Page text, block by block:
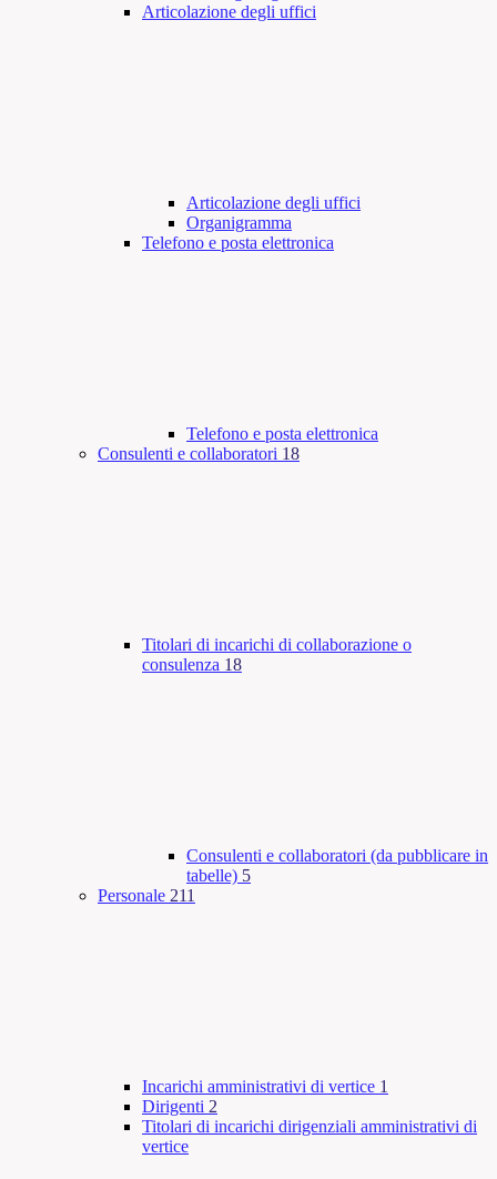
Articolazione degli uffici
Articolazione degli uffici
Organigramma
Telefono e posta elettronica
Telefono e posta elettronica
Consulenti e collaboratori 18
Titolari di incarichi di collaborazione o
consulenza 18
Consulenti e collaboratori (da pubblicare in
tabelle) 5
Personale 211
Incarichi amministrativi di vertice 1
Dirigenti 2
Titolari di incarichi dirigenziali amministrativi di
vertice